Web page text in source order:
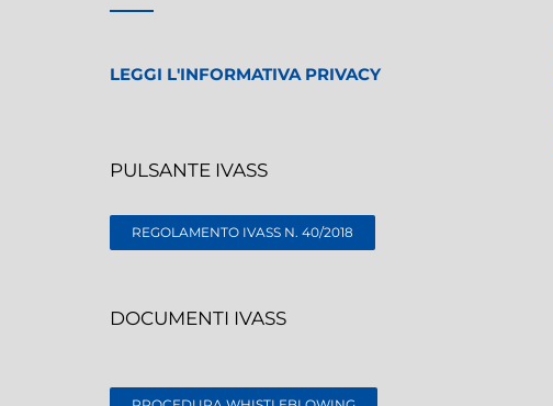
LEGGI L'INFORMATIVA PRIVACY
PULSANTE IVASS
REGOLAMENTO IVASS N. 40/2018
DOCUMENTI IVASS